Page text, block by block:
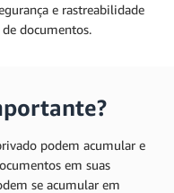
e rastreabilidade
documentos.
podem acumular e
em suas
se acumular em